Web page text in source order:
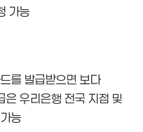
가능
를 발급받으면 보다
은 우리은행 전국 지점 및
능